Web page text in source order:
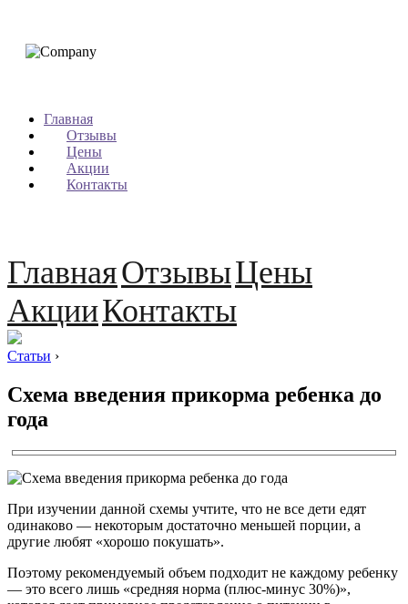
Главная
Отзывы
Цены
Акции
Контакты
ГлавнаяОтзывыЦены
АкцииКонтакты
Статьи ›
Схема введения прикорма ребенка до
года
При изучении данной схемы учтите, что не все дети едят
одинаково — некоторым достаточно меньшей порции, а
другие любят «хорошо покушать».
Поэтому рекомендуемый объем подходит не каждому ребенку
— это всего лишь «средняя норма (плюс-минус 30%)»,